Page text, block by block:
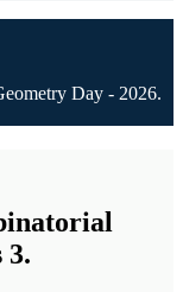
Day - 2026.
3.